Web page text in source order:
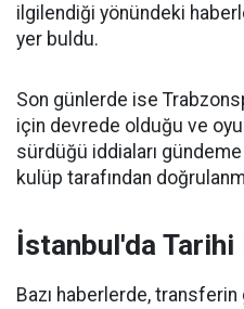
ilgilendiği yönündeki
yer buldu.
Son günlerde ise
için devrede olduğu ve
sürdüğü iddiaları
kulüp tarafından
İstanbul'da Tarihi
Bazı haberlerde,